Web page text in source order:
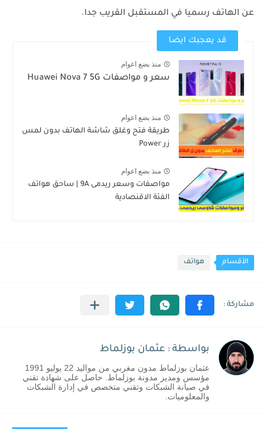
عن الهاتف رسميا في المستقبل القريب جدا.
قد يعجبك ايضا
منذ بضع اعوام
سعر و مواصفات Huawei Nova 7 5G
منذ بضع اعوام
طريقة فتح وغلق شاشة الهاتف بدون لمس
زر Power
منذ بضع اعوام
مواصفات وسعر ريدمى 9A | ساحق هواتف
الفئة الاقنصادية
الأقسام هواتف
بواسطة : عثمان بوزلماط
عثمان بوزلماط مدون مغربي من مواليد 22 يوليو 1991
مؤسس ومدير مدونة بوزلماط. حاصل على شهادة تقني
في صيانة الشبكات وتقني متخصص في إدارة الشبكات
والمعلوميات.